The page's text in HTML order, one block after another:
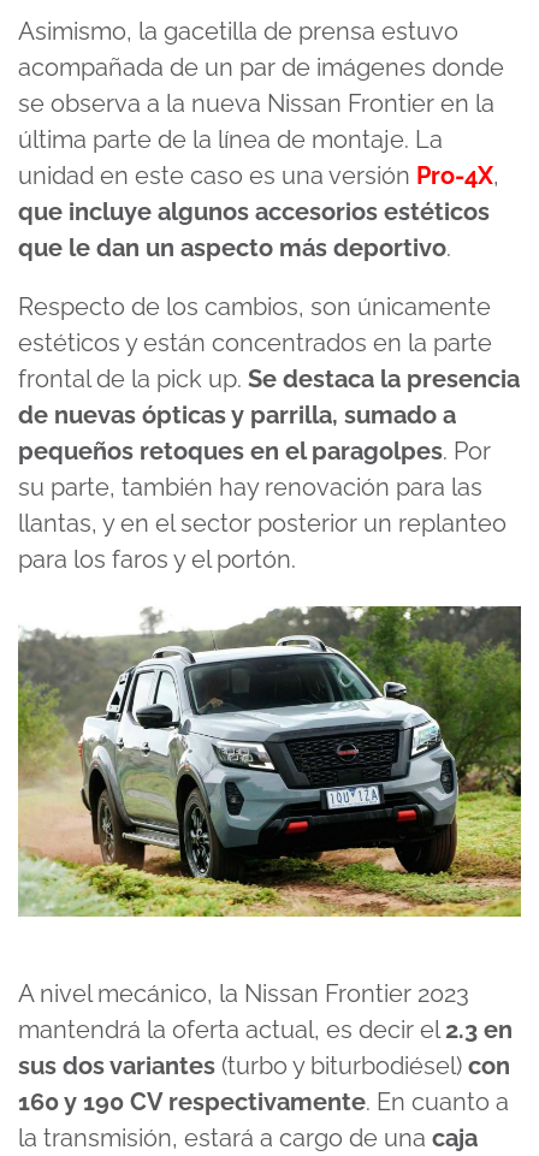
Asimismo, la gacetilla de prensa estuvo
acompañada de un par de imágenes donde
se observa a la nueva Nissan Frontier en la
última parte de la línea de montaje. La
unidad en este caso es una versión Pro-4X,
que incluye algunos accesorios estéticos
que le dan un aspecto más deportivo.
Respecto de los cambios, son únicamente
estéticos y están concentrados en la parte
frontal de la pick up. Se destaca la presencia
de nuevas ópticas y parrilla, sumado a
pequeños retoques en el paragolpes. Por
su parte, también hay renovación para las
llantas, y en el sector posterior un replanteo
para los faros y el portón.
A nivel mecánico, la Nissan Frontier 2023
mantendrá la oferta actual, es decir el2.3 en
sus dos variantes (turbo y biturbodiésel) con
160 y 190 CV respectivamente. En cuanto a
la transmisión, estará a cargo de una caja